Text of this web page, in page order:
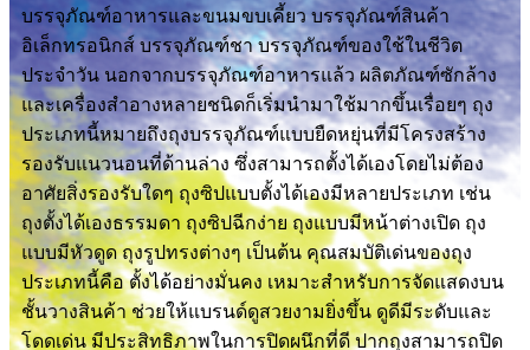
บรรจุภัณฑ์อาหารและขนมขบเคี้ยว บรรจุภัณฑ์สินค้า
อิเล็กทรอนิกส์ บรรจุภัณฑ์ชา บรรจุภัณฑ์ของใช้ในชีวิต
ประจำวัน นอกจากบรรจุภัณฑ์อาหารแล้ว ผลิตภัณฑ์ซักล้าง
และเครื่องสำอางหลายชนิดก็เริ่มนำมาใช้มากขึ้นเรื่อยๆ ถุง
ประเภทนี้หมายถึงถุงบรรจุภัณฑ์แบบยืดหยุ่นที่มีโครงสร้าง
รองรับแนวนอนที่ด้านล่าง ซึ่งสามารถตั้งได้เองโดยไม่ต้อง
อาศัยสิ่งรองรับใดๆ ถุงซิปแบบตั้งได้เองมีหลายประเภท เช่น
ถุงตั้งได้เองธรรมดา ถุงซิปฉีกง่าย ถุงแบบมีหน้าต่างเปิด ถุง
แบบมีหัวดูด ถุงรูปทรงต่างๆ เป็นต้น คุณสมบัติเด่นของถุง
ประเภทนี้คือ ตั้งได้อย่างมั่นคง เหมาะสำหรับการจัดแสดงบน
ชั้นวางสินค้า ช่วยให้แบรนด์ดูสวยงามยิ่งขึ้น ดูดีมีระดับและ
โดดเด่น มีประสิทธิภาพในการปิดผนึกที่ดี ปากถุงสามารถปิด